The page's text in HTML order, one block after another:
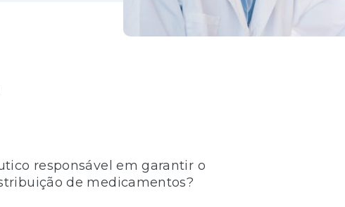
responsável em garantir o
de medicamentos?